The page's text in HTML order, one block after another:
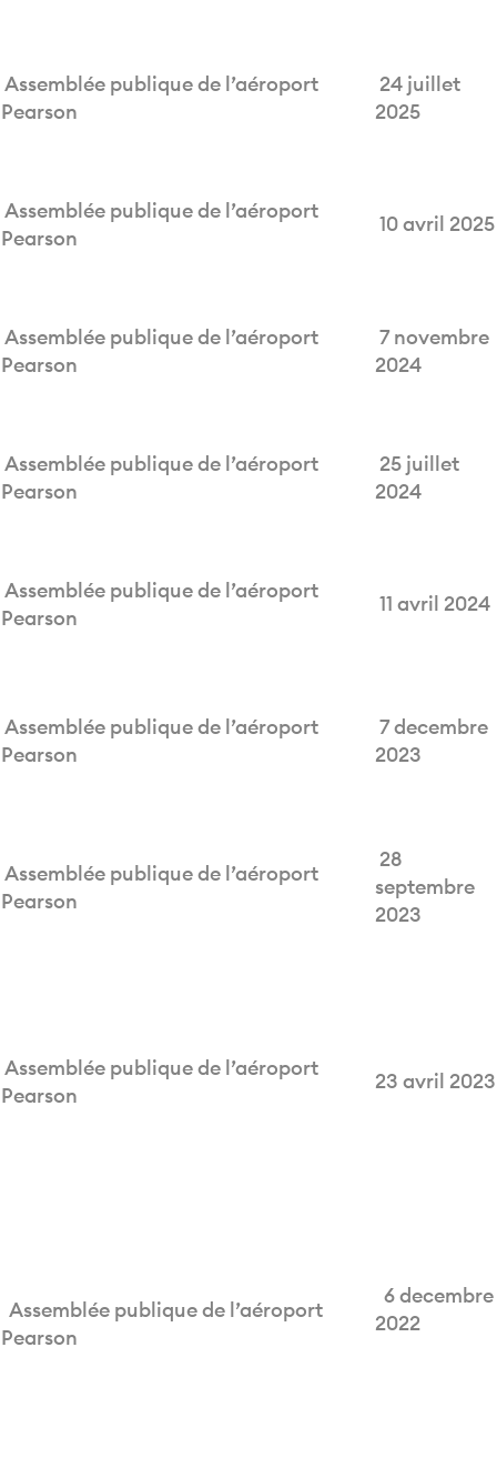
Assemblée publique de l’aéroport
Pearson
24 juillet
2025
Assemblée publique de l’aéroport
Pearson
10 avril 2025
Assemblée publique de l’aéroport
Pearson
7 novembre
2024
Assemblée publique de l’aéroport
Pearson
25 juillet
2024
Assemblée publique de l’aéroport
Pearson
11 avril 2024
Assemblée publique de l’aéroport
Pearson
7 decembre
2023
Assemblée publique de l’aéroport
Pearson
28
septembre
2023
Assemblée publique de l’aéroport
Pearson
23 avril 2023
Assemblée publique de l’aéroport
Pearson
6 decembre
2022